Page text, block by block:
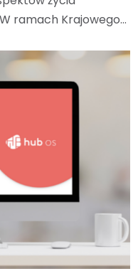
ramach Krajowego…